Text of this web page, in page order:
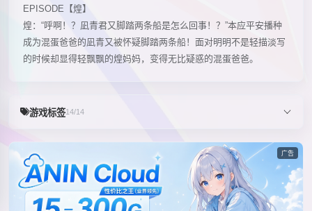
EPISODE【煌】
煌：“呼啊！？凪青君又脚踏两条船是怎么回事！？”本应平安播种
成为混蛋爸爸的凪青又被怀疑脚踏两条船！面对明明不是轻描淡写
的时候却显得轻飘飘的煌妈妈，变得无比疑惑的混蛋爸爸。
游戏标签14/14
广告